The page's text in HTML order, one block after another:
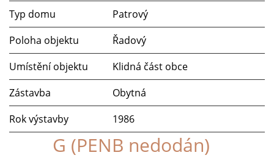
Typ domu
Patrový
Poloha objektu
Řadový
Umístění objektu
Klidná část obce
Zástavba
Obytná
Rok výstavby
1986
G (PENB nedodán)